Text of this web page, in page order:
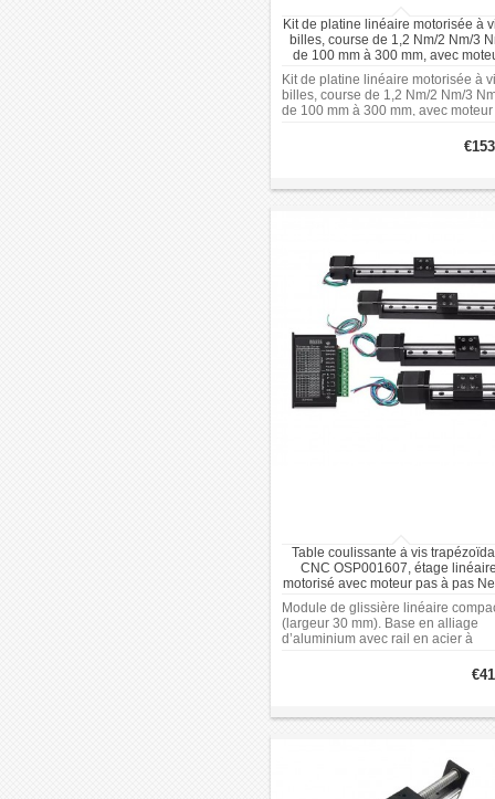
Kit de platine linéaire motorisée à
billes, course de 1,2 Nm/2 Nm/3
de 100 mm à 300 mm, avec
Nema 23, driver et alimentation.
Kit de platine linéaire motorisée à
billes, course de 1,2 Nm/2 Nm/3
de 100 mm à 300 mm, avec moteur
Table coulissante à vis
CNC OSP001607, étage
motorisé avec moteur pas à pas
11
Module de glissière linéaire
(largeur 30 mm). Base en alliage
d’aluminium avec rail en acier à
horizontale : 5 kg, capacité de